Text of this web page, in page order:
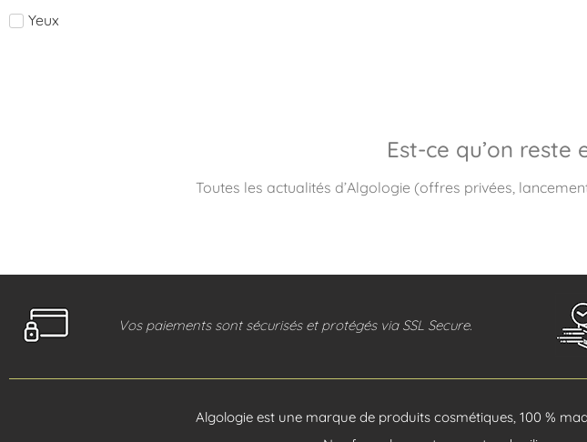
Yeux
Est-ce qu’on reste
Toutes les actualités d’Algologie (offres privées,
Vos paiements sont sécurisés et protégés via SSL Secure.
Algologie est une marque de produits cosmétiques, 100 %